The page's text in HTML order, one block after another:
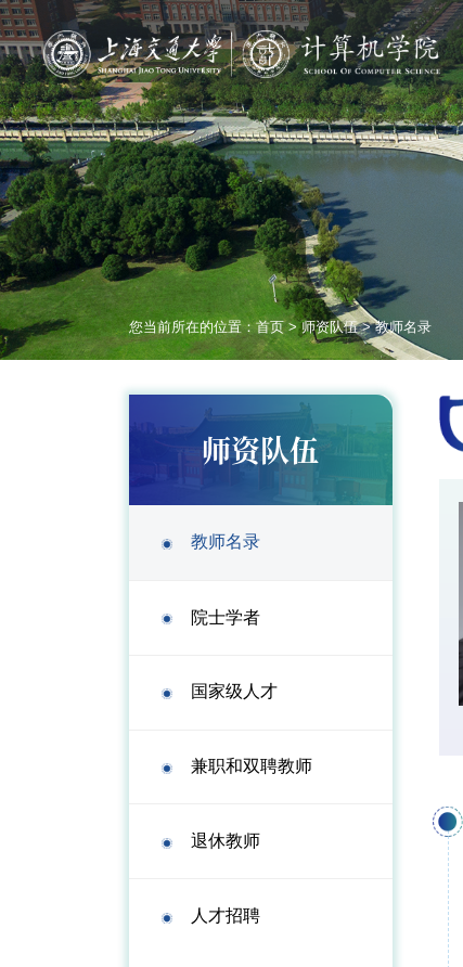
您当前所在的位置： 首页>师资队伍>教师名录
师资队伍
教师名录
院士学者
国家级人才
兼职和双聘教师
退休教师
人才招聘